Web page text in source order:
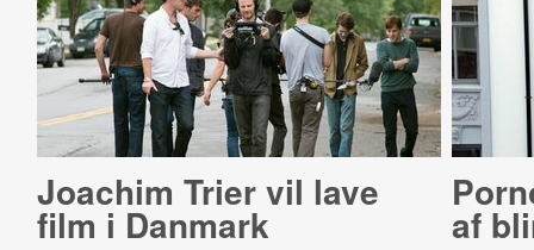
Joachim Trier vil lave
film i Danmark af